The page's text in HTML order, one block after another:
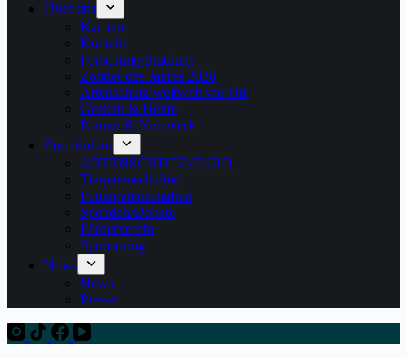
Über uns
Karriere
Kontakt
Forschung/Studium
Zootier des Jahres 2026
Artenschutz weltweit vor Ort
Gestern & Heute
Partner & Netzwerk
Zoo fördern
ARTENSCHUTZ-EURO
Tierpatenschaften
Futterpatenschaften
Spenden/Donate
Förderverein
Sponsoring
News
News
Presse